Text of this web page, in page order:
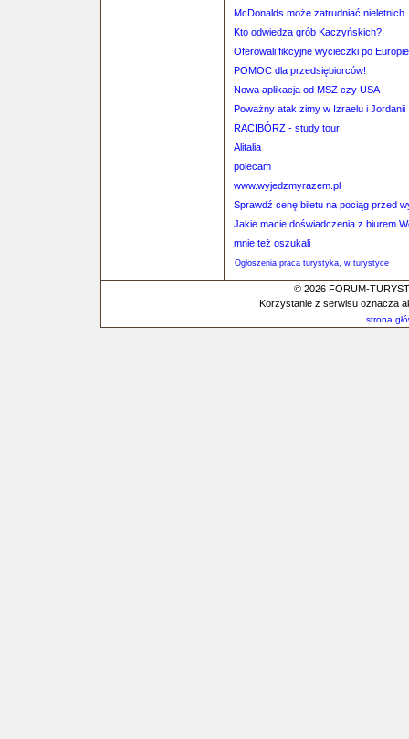
McDonalds może zatrudniać nieletnich
Kto odwiedza grób Kaczyńskich?
Oferowali fikcyjne wycieczki po Europie
POMOC dla przedsiębiorców!
Nowa aplikacja od MSZ czy USA
Poważny atak zimy w Izraelu i Jordanii
RACIBÓRZ - study tour!
Alitalia
polecam
www.wyjedzmyrazem.pl
Sprawdź cenę biletu na pociąg przed
Jakie macie doświadczenia z biurem
mnie też oszukali
Ogłoszenia praca turystyka, w turystyce
© 2026 FORUM-
Korzystanie z serwisu oznacza
strona